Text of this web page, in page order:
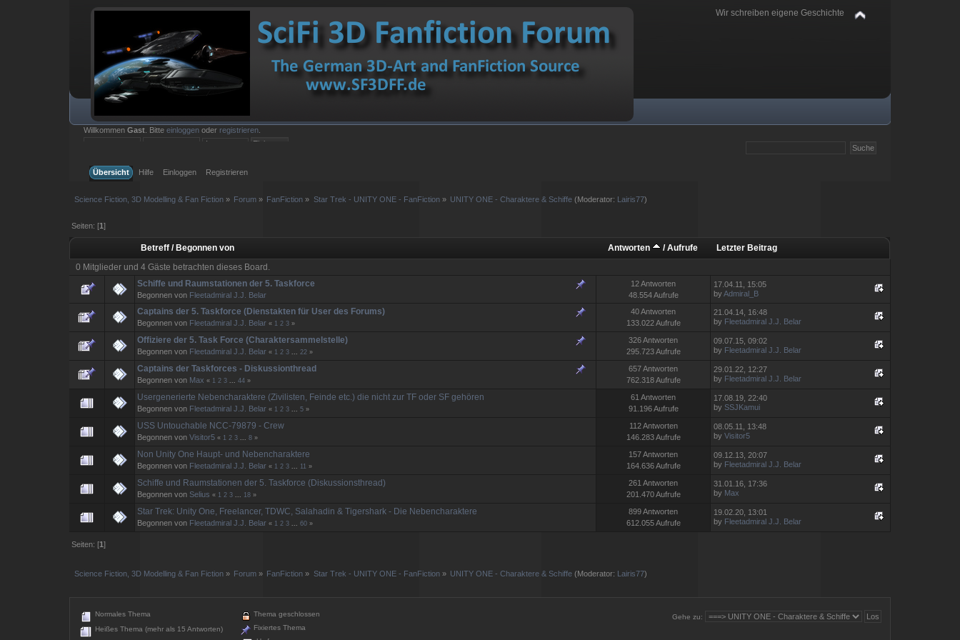
Wir schreiben eigene Geschichte
WillkommenGast . Bitteeinloggen oder registrieren
Übersicht
Hilfe Einloggen Registrieren
Science Fiction, 3D Modelling & Fan Fiction» Forum » FanFiction » Star Trek - UNITY ONE - FanFiction» UNITY ONE - Charaktere & Schiffe(Moderator: Lairis77)
Seiten: [1 ]
Betreff/ Begonnen von Antworten /Aufrufe
Letzter Beitrag
0 Mitglieder und 4 Gäste betrachten dieses Board.
Schiffe und Raumstationen der 5. Taskforce
Begonnen von Fleetadmiral J.J. Belar
12 Antworten
48.554 Aufrufe
17.04.11, 15:05
byAdmiral_B
Captains der 5. Taskforce (Dienstakten für User des Forums)
Begonnen von Fleetadmiral J.J. Belar « 1 2 3 »
40 Antworten
133.022 Aufrufe
21.04.14, 16:48
by Fleetadmiral J.J. Belar
Offiziere der 5. Task Force (Charaktersammelstelle)
Begonnen von Fleetadmiral J.J. Belar « 1 2 3 ...22 »
326 Antworten
295.723 Aufrufe
09.07.15, 09:02
by Fleetadmiral J.J. Belar
Captains der Taskforces - Diskussionthread
Begonnen von Max « 1 2 3 ...44 »
657 Antworten
762.318 Aufrufe
29.01.22, 12:27
by Fleetadmiral J.J. Belar
Usergenerierte Nebencharaktere (Zivilisten, Feinde etc.) die nicht zur TF oder SF gehören
Begonnen von Fleetadmiral J.J. Belar « 1 2 3 ...5 »
61 Antworten
91.196 Aufrufe
17.08.19, 22:40
bySSJKamui
USS Untouchable NCC-79879 - Crew
Begonnen vonVisitor5 « 1 2 3 ...8 »
112 Antworten
146.283 Aufrufe
08.05.11, 13:48
byVisitor5
Non Unity One Haupt- und Nebencharaktere
Begonnen von Fleetadmiral J.J. Belar « 1 2 3 ... 11 »
157 Antworten
164.636 Aufrufe
09.12.13, 20:07
by Fleetadmiral J.J. Belar
Schiffe und Raumstationen der 5. Taskforce (Diskussionsthread)
Begonnen vonSelius « 1 2 3 ... 18 »
261 Antworten
201.470 Aufrufe
31.01.16, 17:36
by Max
Star Trek: Unity One, Freelancer, TDWC, Salahadin & Tigershark - Die Nebencharaktere
Begonnen von Fleetadmiral J.J. Belar « 1 2 3 ...60 »
899 Antworten
612.055 Aufrufe
19.02.20, 13:01
by Fleetadmiral J.J. Belar
Seiten: [1]
Science Fiction, 3D Modelling & Fan Fiction» Forum » FanFiction » Star Trek - UNITY ONE - FanFiction» UNITY ONE - Charaktere & Schiffe(Moderator: Lairis77)
Gehe zu:
Normales Thema
Heißes Thema (mehr als 15 Antworten)
Thema geschlossen
Fixiertes Thema